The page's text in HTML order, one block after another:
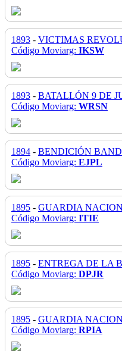
1893 - VICTIMAS
Código Moviarg: IKSW
1893 - BATALLÓN 9 DE
Código Moviarg: WRSN
1894 - BENDICIÓN
Código Moviarg: EJPL
1895 - GUARDIA
Código Moviarg: ITIE
1895 - ENTREGA DE LA
Código Moviarg: DPJR
1895 - GUARDIA
Código Moviarg: RPIA